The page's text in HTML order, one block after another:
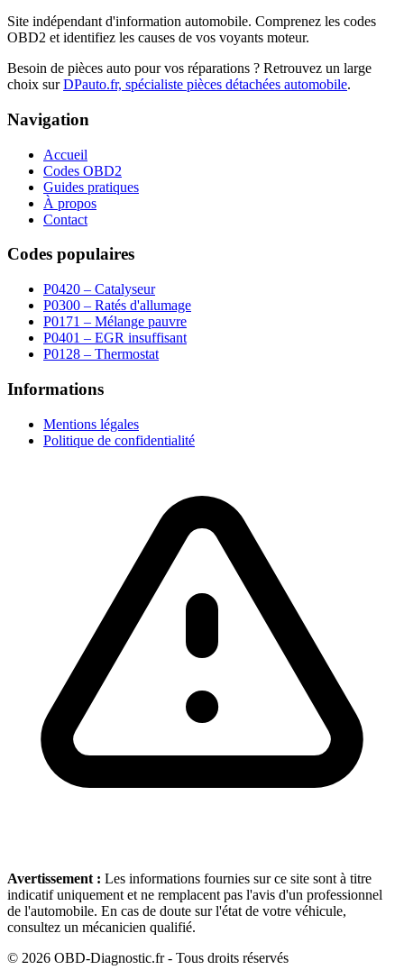
Site indépendant d'information automobile. Comprenez les codes
OBD2 et identifiez les causes de vos voyants moteur.
Besoin de pièces auto pour vos réparations ? Retrouvez un large
choix sur DPauto.fr, spécialiste pièces détachées automobile.
Navigation
Accueil
Codes OBD2
Guides pratiques
À propos
Contact
Codes populaires
P0420 – Catalyseur
P0300 – Ratés d'allumage
P0171 – Mélange pauvre
P0401 – EGR insuffisant
P0128 – Thermostat
Informations
Mentions légales
Politique de confidentialité
Avertissement : Les informations fournies sur ce site sont à titre
indicatif uniquement et ne remplacent pas l'avis d'un professionnel
de l'automobile. En cas de doute sur l'état de votre véhicule,
consultez un mécanicien qualifié.
© 2026 OBD-Diagnostic.fr - Tous droits réservés